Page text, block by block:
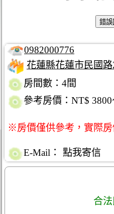
0982000776
花蓮縣花蓮市民國
房間數：4間
參考房價：NT$ 3800
※房價僅供參考，實際
E-Mail： 點我寄信
合